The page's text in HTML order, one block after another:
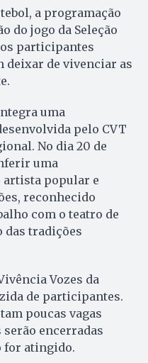
a programação
do jogo da Seleção
participantes
deixar de vivenciar as
uma
pelo CVT
No dia 20 de
uma
artista popular e
reconhecido
com o teatro de
das tradições
Vozes da
de participantes.
poucas vagas
encerradas
for atingido.